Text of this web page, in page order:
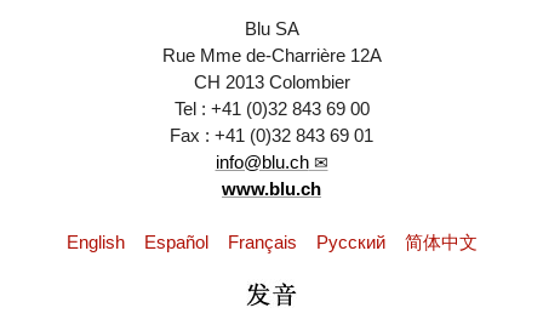
Blu SA
Rue Mme de-Charrière 12A
CH 2013 Colombier
Tel : +41 (0)32 843 69 00
Fax : +41 (0)32 843 69 01
info@blu.ch
www.blu.ch
English Español Français Pусский 简体中文